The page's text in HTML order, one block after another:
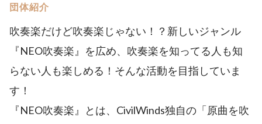
団体紹介
吹奏楽だけど吹奏楽じゃない！？新しいジャンル
『NEO吹奏楽』を広め、吹奏楽を知ってる人も知
らない人も楽しめる！そんな活動を目指していま
す！
『NEO吹奏楽』とは、CivilWinds独自の「原曲を吹